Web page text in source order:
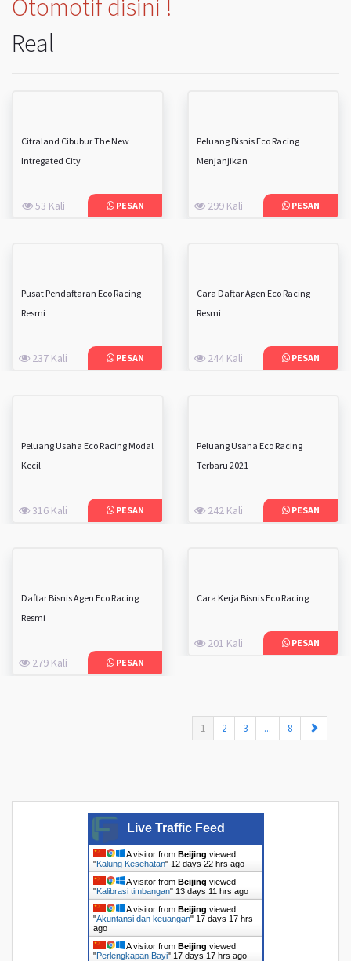
Otomotif disini !
Real
Citraland Cibubur The New
Intregated City
53 Kali PESAN
Peluang Bisnis Eco Racing
Menjanjikan
299 Kali PESAN
Pusat Pendaftaran Eco Racing
Resmi
237 Kali PESAN
Cara Daftar Agen Eco Racing
Resmi
244 Kali PESAN
Peluang Usaha Eco Racing Modal
Kecil
316 Kali PESAN
Peluang Usaha Eco Racing
Terbaru 2021
242 Kali PESAN
Daftar Bisnis Agen Eco Racing
Resmi
279 Kali PESAN
Cara Kerja Bisnis Eco Racing
201 Kali PESAN
1 (current)
2 3 ... 8
Live Traffic Feed
A visitor from Beijing viewed
"Kalung Kesehatan" 12 days 22 hrs ago
A visitor from Beijing viewed
"Kalibrasi timbangan" 13 days 11 hrs ago
A visitor from Beijing viewed
"Akuntansi dan keuangan" 17 days 17 hrs
ago
A visitor from Beijing viewed
"Perlengkapan Bayi" 17 days 17 hrs ago